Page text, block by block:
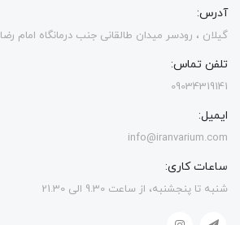
آدرس:
گیلان ، رودسر میدان طالقانی جنب درمانگاه امام رضا
تلفن تماس:
09034319141
ایمیل:
info@iranvarium.com
ساعات کاری:
شنبه تا پنجشنبه، از ساعت 9.30 الی 21.30